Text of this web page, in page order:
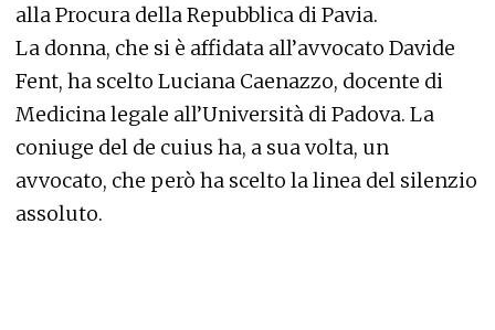
alla Procura della Repubblica di Pavia.
La donna, che si è affidata all’avvocato Davide
Fent, ha scelto Luciana Caenazzo, docente di
Medicina legale all’Università di Padova. La
coniuge del de cuius ha, a sua volta, un
avvocato, che però ha scelto la linea del silenzio
assoluto.